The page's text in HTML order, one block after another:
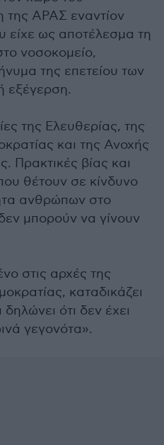
της ΑΡΑΣ εναντίον
είχε ως αποτέλεσμα τη
νοσοκομείο,
της επετείου των
εξέγερση.
της Ελευθερίας, της
και της Ανοχής
Πρακτικές βίας και
θέτουν σε κίνδυνο
ανθρώπων στο
μπορούν να γίνουν
στις αρχές της
καταδικάζει
δηλώνει ότι δεν έχει
γεγονότα».